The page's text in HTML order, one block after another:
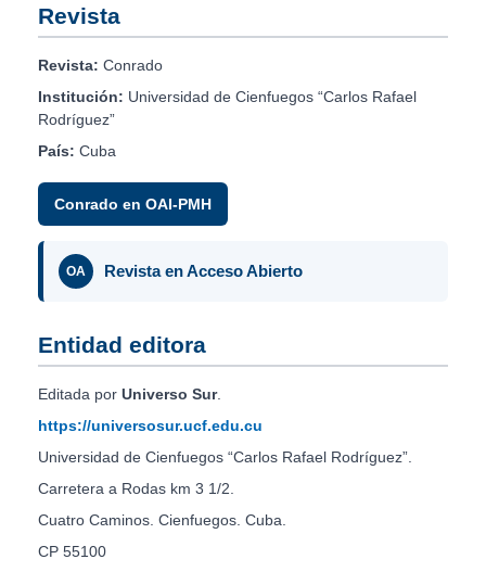
Revista
Revista: Conrado
Institución: Universidad de Cienfuegos “Carlos Rafael
Rodríguez”
País: Cuba
Conrado en OAI-PMH
OA Revista en Acceso Abierto
Entidad editora
Editada por Universo Sur.
https://universosur.ucf.edu.cu
Universidad de Cienfuegos “Carlos Rafael Rodríguez”.
Carretera a Rodas km 3 1/2.
Cuatro Caminos. Cienfuegos. Cuba.
CP 55100